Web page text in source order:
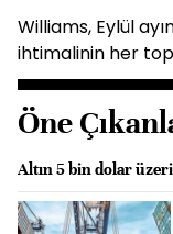
Williams, Eylül
ihtimalinin her
Öne
Altın 5 bin dolar